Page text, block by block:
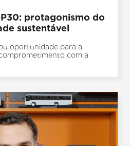
protagonismo do
sustentável
oportunidade para a
com a